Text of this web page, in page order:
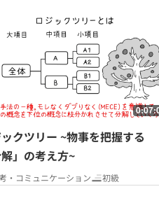
クツリー ~物事を把握する
」の考え方~
・コミュニケーション 初級